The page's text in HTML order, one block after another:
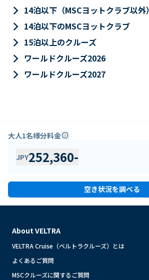
keyboard_arrow_right 14泊以下（MSCヨットクラブ以外）
keyboard_arrow_right 14泊以下のMSCヨットクラブ
keyboard_arrow_right 15泊以上のクルーズ
keyboard_arrow_right ワールドクルーズ2026
keyboard_arrow_right ワールドクルーズ2027
大人1名様分料金info
JPY252,360-
空き状況を調べる
About VELTRA
VELTRA Cruise（ベルトラクルーズ）とは
よくあるご質問
MSCクルーズに関するご質問